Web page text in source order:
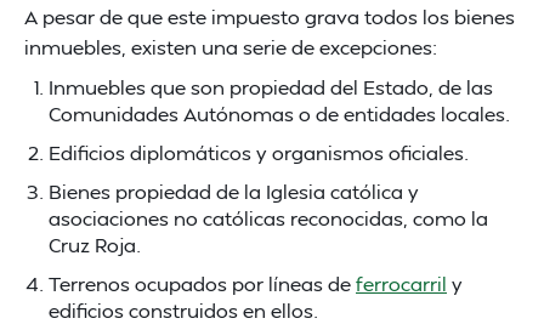
A pesar de que este impuesto grava todos los bienes
inmuebles, existen una serie de excepciones:
Inmuebles que son propiedad del Estado, de las
Comunidades Autónomas o de entidades locales.
Edificios diplomáticos y organismos oficiales.
Bienes propiedad de la Iglesia católica y
asociaciones no católicas reconocidas, como la
Cruz Roja.
Terrenos ocupados por líneas deferrocarril y
edificios construidos en ellos.